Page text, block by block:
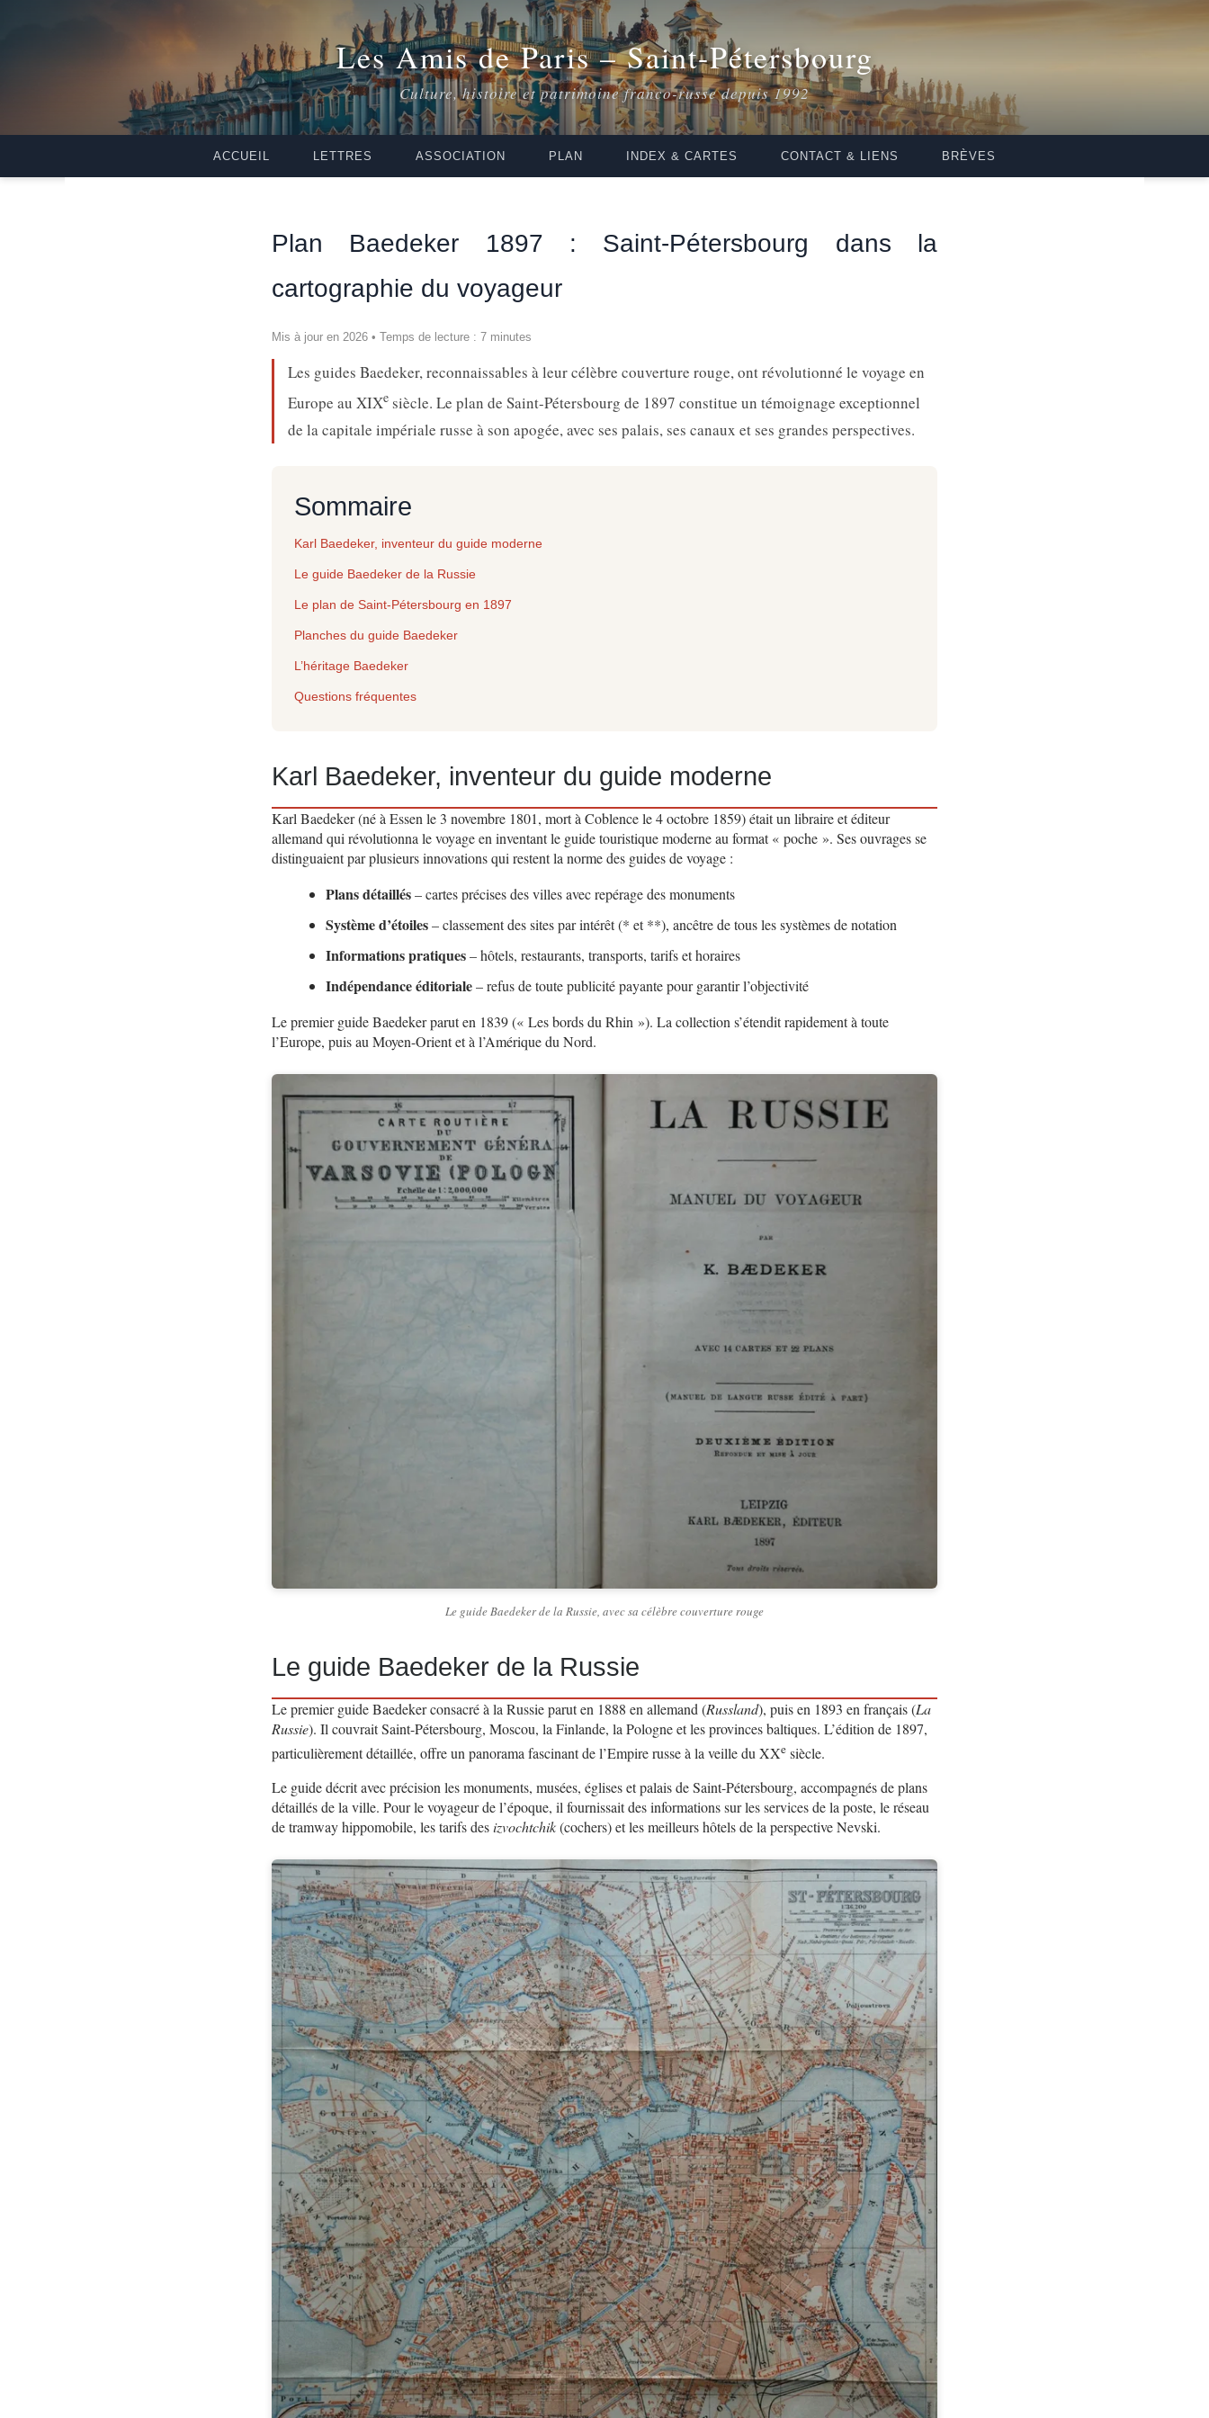
Les Amis de Paris – Saint-Pétersbourg
Culture, histoire et patrimoine franco-russe depuis 1992
ACCUEIL LETTRES ASSOCIATION PLAN INDEX & CARTES CONTACT & LIENS BRÈVES
Plan Baedeker 1897 : Saint-Pétersbourg dans la
cartographie du voyageur
Mis à jour en 2026 • Temps de lecture : 7 minutes
Les guides Baedeker, reconnaissables à leur célèbre couverture rouge, ont révolutionné le voyage en
Europe au XIXe siècle. Le plan de Saint-Pétersbourg de 1897 constitue un témoignage exceptionnel
de la capitale impériale russe à son apogée, avec ses palais, ses canaux et ses grandes perspectives.
Sommaire
Karl Baedeker, inventeur du guide moderne
Le guide Baedeker de la Russie
Le plan de Saint-Pétersbourg en 1897
Planches du guide Baedeker
L’héritage Baedeker
Questions fréquentes
Karl Baedeker, inventeur du guide moderne
Karl Baedeker (né à Essen le 3 novembre 1801, mort à Coblence le 4 octobre 1859) était un libraire et éditeur
allemand qui révolutionna le voyage en inventant le guide touristique moderne au format « poche ». Ses ouvrages se
distinguaient par plusieurs innovations qui restent la norme des guides de voyage :
Plans détaillés– cartes précises des villes avec repérage des monuments
Système d’étoiles– classement des sites par intérêt (* et **), ancêtre de tous les systèmes de notation
Informations pratiques– hôtels, restaurants, transports, tarifs et horaires
Indépendance éditoriale– refus de toute publicité payante pour garantir l’objectivité
Le premier guide Baedeker parut en 1839 (« Les bords du Rhin »). La collection s’étendit rapidement à toute
l’Europe, puis au Moyen-Orient et à l’Amérique du Nord.
Le guide Baedeker de la Russie, avec sa célèbre couverture rouge
Le guide Baedeker de la Russie
Le premier guide Baedeker consacré à la Russie parut en 1888 en allemand (Russland), puis en 1893 en français (La
Russie). Il couvrait Saint-Pétersbourg, Moscou, la Finlande, la Pologne et les provinces baltiques. L’édition de 1897,
particulièrement détaillée, offre un panorama fascinant de l’Empire russe à la veille du XXe siècle.
Le guide décrit avec précision les monuments, musées, églises et palais de Saint-Pétersbourg, accompagnés de plans
détaillés de la ville. Pour le voyageur de l’époque, il fournissait des informations sur les services de la poste, le réseau
de tramway hippomobile, les tarifs desizvochtchik(cochers) et les meilleurs hôtels de la perspective Nevski.